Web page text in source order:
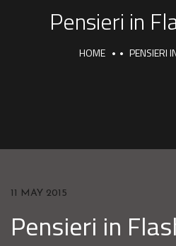
Pensieri in
HOME PENSIERI
11 MAY 2015
Pensieri in